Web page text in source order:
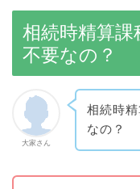
相続時精算
不要なの？
大家さん
相続時
なの？